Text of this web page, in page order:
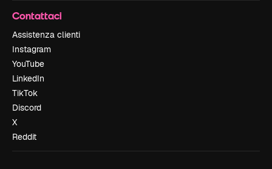
Contattaci
Assistenza clienti
Instagram
YouTube
LinkedIn
TikTok
Discord
X
Reddit